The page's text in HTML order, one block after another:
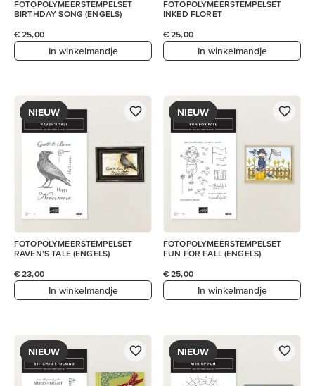
FOTOPOLYMEERSTEMPELSET
BIRTHDAY SONG (ENGELS)
€ 25,00
In winkelmandje
FOTOPOLYMEERSTEMPELSET
INKED FLORET
€ 25,00
In winkelmandje
NIEUW
FOTOPOLYMEERSTEMPELSET
RAVEN’S TALE (ENGELS)
€ 23,00
In winkelmandje
NIEUW
FOTOPOLYMEERSTEMPELSET
FUN FOR FALL (ENGELS)
€ 25,00
In winkelmandje
NIEUW NIEUW